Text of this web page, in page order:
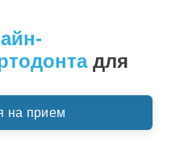
для
на прием